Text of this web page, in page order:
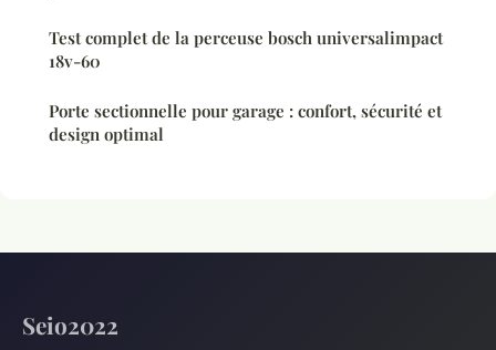
Test complet de la perceuse bosch universalimpact
18v-60
Porte sectionnelle pour garage : confort, sécurité et
design optimal
Seio2022